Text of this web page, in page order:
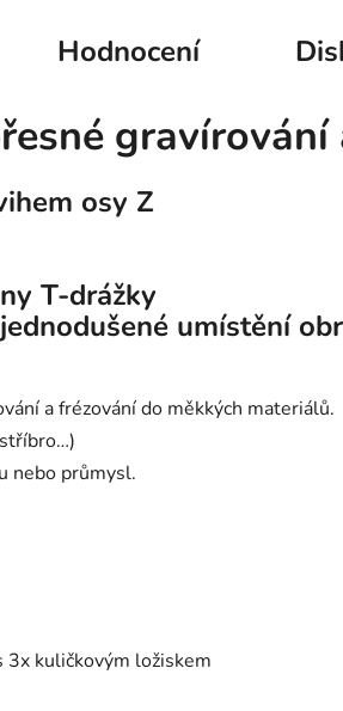
Hodnocení
gravírování
osy Z
T-drážky
umístění
a frézování do měkkých materiálů.
nebo průmysl.
kuličkovým ložiskem